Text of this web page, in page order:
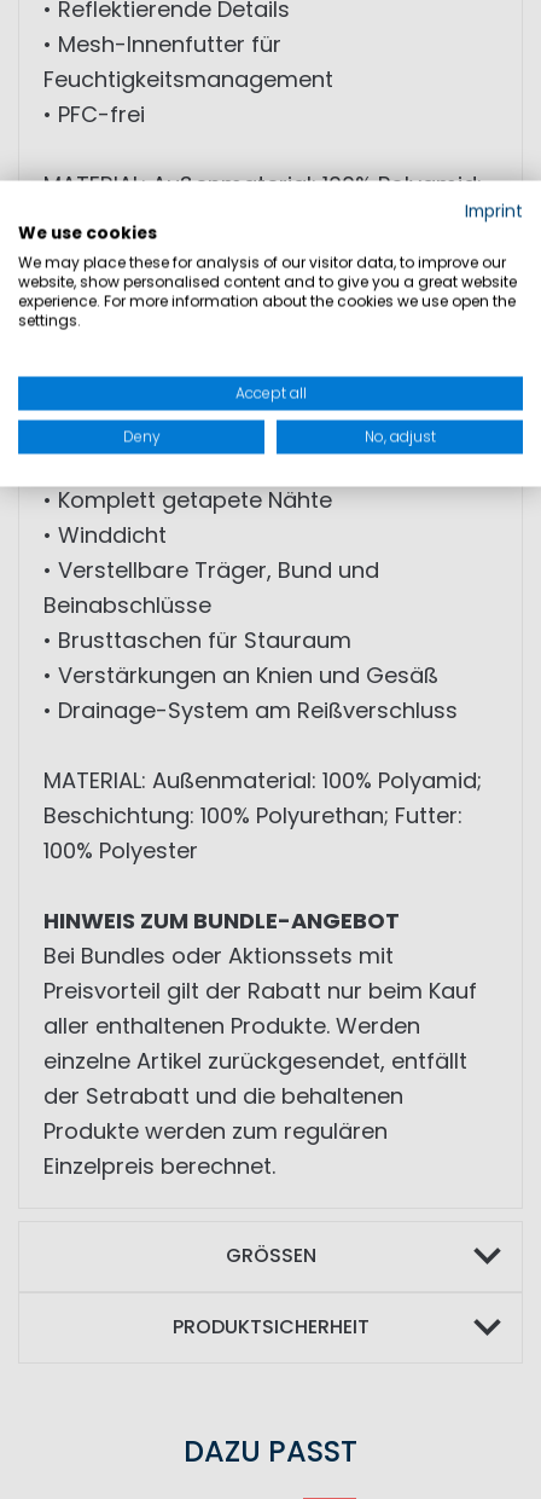
• Reflektierende Details
• Mesh-Innenfutter für
Feuchtigkeitsmanagement
• PFC-frei
MATERIAL: Außenmaterial: 100% Polyamid;
Beschichtung: 100% Polyurethan; Futter:
nicht spezifiziert
Hobart Segelhose Herren
• Wasserdicht (WP 10.000 mm)
• Atmungsaktiv (MVP 6.000 g/m²/24h)
• 2-Lagen-Material mit MPU-Membran
• Komplett getapete Nähte
• Winddicht
• Verstellbare Träger, Bund und
Beinabschlüsse
• Brusttaschen für Stauraum
• Verstärkungen an Knien und Gesäß
• Drainage-System am Reißverschluss
MATERIAL: Außenmaterial: 100% Polyamid;
Beschichtung: 100% Polyurethan; Futter:
100% Polyester
HINWEIS ZUM BUNDLE-ANGEBOT
Bei Bundles oder Aktionssets mit
Preisvorteil gilt der Rabatt nur beim Kauf
aller enthaltenen Produkte. Werden
einzelne Artikel zurückgesendet, entfällt
der Setrabatt und die behaltenen
Produkte werden zum regulären
Einzelpreis berechnet.
GRÖSSEN
PRODUKTSICHERHEIT
DAZU PASST
Imprint
We use cookies
We may place these for analysis of our visitor data, to improve our
website, show personalised content and to give you a great website
experience. For more information about the cookies we use open the
settings.
Accept all
Deny No, adjust